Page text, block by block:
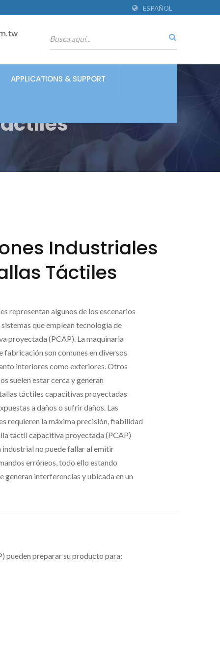
ESPAÑOL
APPLICATIONS & SUPPORT
Industriales
Táctiles
representan algunos de los escenarios
que emplean tecnología de
proyectada (PCAP). La maquinaria
fabricación son comunes en diversos
interiores como exteriores. Otros
suelen estar cerca y generan
táctiles capacitivas proyectadas
a daños o sufrir daños. Las
requieren la máxima precisión, fiabilidad
táctil capacitiva proyectada (PCAP)
industrial no puede fallar al emitir
erróneos, todo ello estando
generan interferencias y ubicada en un
pueden preparar su producto para: